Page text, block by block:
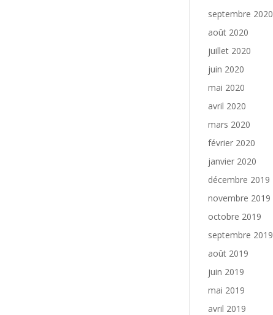
septembre 2020
août 2020
juillet 2020
juin 2020
mai 2020
avril 2020
mars 2020
février 2020
janvier 2020
décembre 2019
novembre 2019
octobre 2019
septembre 2019
août 2019
juin 2019
mai 2019
avril 2019